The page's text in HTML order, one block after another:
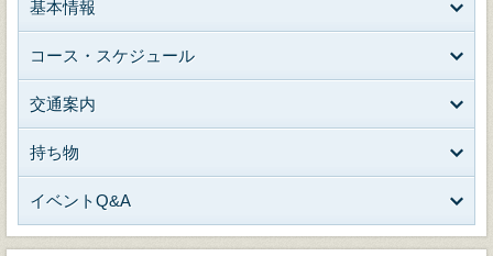
基本情報
コース・スケジュール
交通案内
持ち物
イベントQ&A